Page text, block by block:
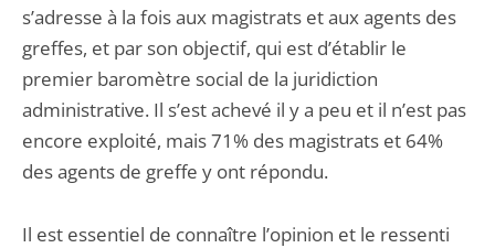
s’adresse à la fois aux magistrats et aux agents des
greffes, et par son objectif, qui est d’établir le
premier baromètre social de la juridiction
administrative. Il s’est achevé il y a peu et il n’est pas
encore exploité, mais 71% des magistrats et 64%
des agents de greffe y ont répondu.
Il est essentiel de connaître l’opinion et le ressenti